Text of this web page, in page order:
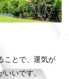
ことで、運気が
いです。